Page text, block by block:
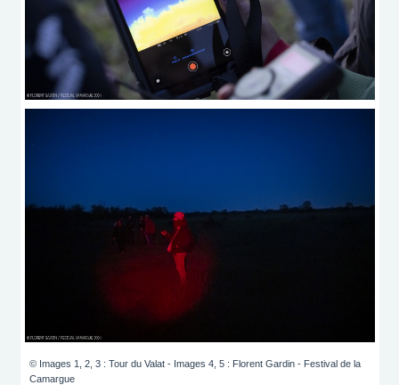
© Images 1, 2, 3 : Tour du Valat - Images 4, 5 : Florent Gardin - Festival de la
Camargue